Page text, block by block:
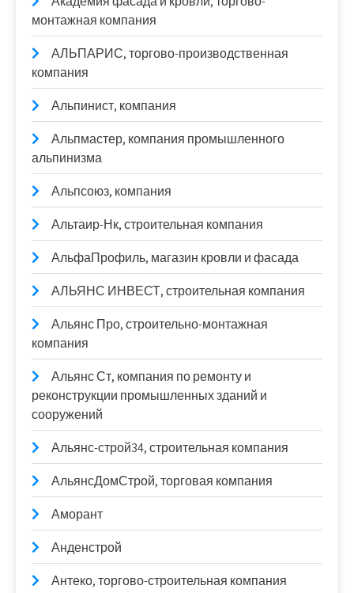
монтажная компания
АЛЬПАРИС, торгово-производственная
компания
Альпинист, компания
Альпмастер, компания промышленного
альпинизма
Альпсоюз, компания
Альтаир-Нк, строительная компания
АльфаПрофиль, магазин кровли и фасада
АЛЬЯНС ИНВЕСТ, строительная компания
Альянс Про, строительно-монтажная
компания
Альянс Ст, компания по ремонту и
реконструкции промышленных зданий и
сооружений
Альянс-строй34, строительная компания
АльянсДомСтрой, торговая компания
Аморант
Анденстрой
Антеко, торгово-строительная компания